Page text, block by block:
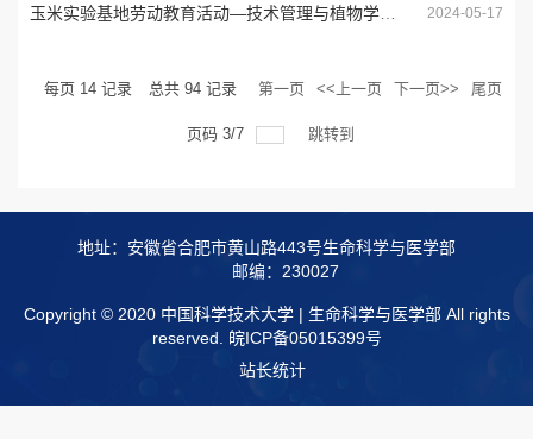
2024-05-17
每页 14记录 总共 94记录 第一页 <<上一页 下一页>> 尾页
页码 3/7 跳转到
地址：安徽省合肥市黄山路443号生命科学与医学部
邮编：230027
Copyright © 2020 中国科学技术大学 | 生命科学与医学部 All rights
reserved. 皖ICP备05015399号
站长统计